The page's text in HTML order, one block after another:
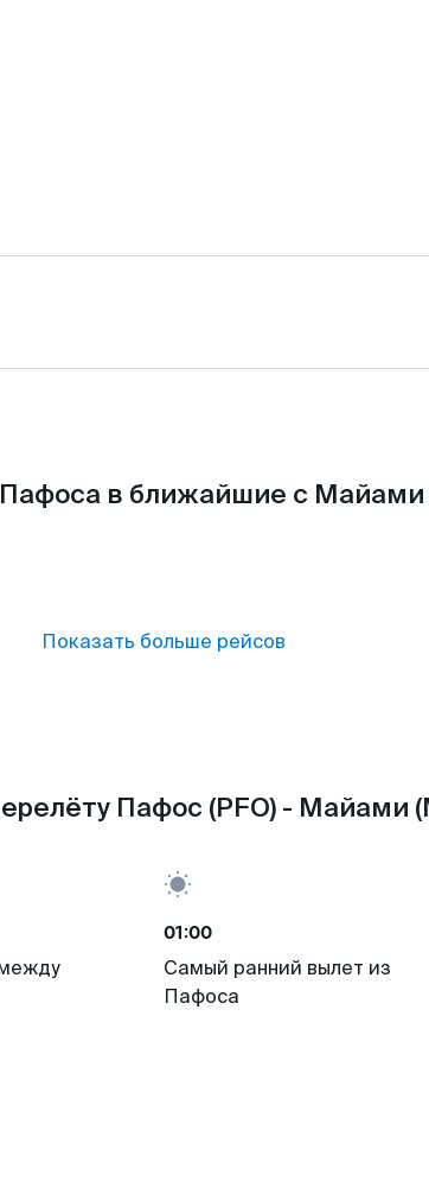
в ближайшие с Майами
Показать больше рейсов
Пафос (PFO) - Майами
01:00
Самый ранний вылет из
Пафоса